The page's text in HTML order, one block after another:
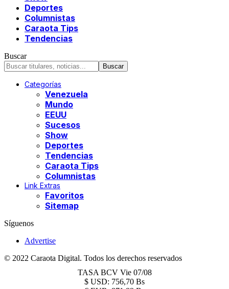
Deportes
Columnistas
Caraota Tips
Tendencias
Buscar
Categorías
Venezuela
Mundo
EEUU
Sucesos
Show
Deportes
Tendencias
Caraota Tips
Columnistas
Link Extras
Favoritos
Sitemap
Síguenos
Advertise
© 2022 Caraota Digital. Todos los derechos reservados
TASA BCV Vie 07/08
$ USD: 756,70 Bs